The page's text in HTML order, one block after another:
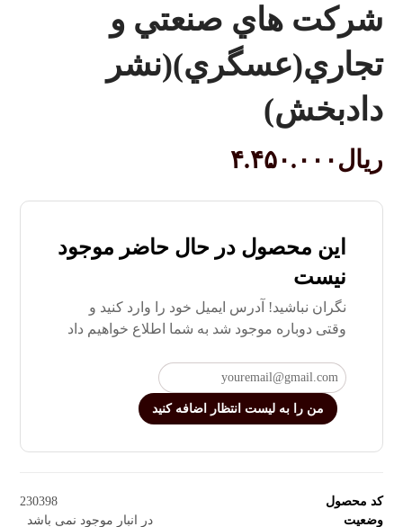
شرکت هاي صنعتي و
تجاري(عسگري)(نشر
دادبخش)
ریال۴.۴۵۰.۰۰۰
این محصول در حال حاضر موجود
نیست
نگران نباشید! آدرس ایمیل خود را وارد کنید و
وقتی دوباره موجود شد به شما اطلاع خواهیم داد
من را به لیست انتظار اضافه کنید
کد محصول
230398
وضعیت
در انبار موجود نمی باشد